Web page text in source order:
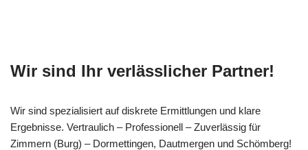
Wir sind Ihr verlässlicher Partner!
Wir sind spezialisiert auf diskrete Ermittlungen und klare
Ergebnisse. Vertraulich – Professionell – Zuverlässig für
Zimmern (Burg) – Dormettingen, Dautmergen und Schömberg!